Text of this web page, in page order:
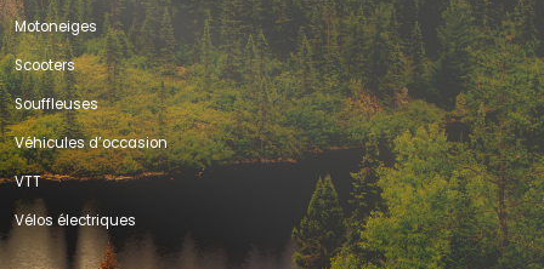
Motoneiges
Scooters
Souffleuses
Véhicules d’occasion
VTT
Vélos électriques